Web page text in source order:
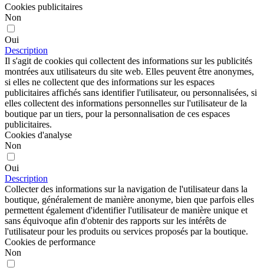
Cookies publicitaires
Non
Oui
Description
Il s'agit de cookies qui collectent des informations sur les publicités
montrées aux utilisateurs du site web. Elles peuvent être anonymes,
si elles ne collectent que des informations sur les espaces
publicitaires affichés sans identifier l'utilisateur, ou personnalisées, si
elles collectent des informations personnelles sur l'utilisateur de la
boutique par un tiers, pour la personnalisation de ces espaces
publicitaires.
Cookies d'analyse
Non
Oui
Description
Collecter des informations sur la navigation de l'utilisateur dans la
boutique, généralement de manière anonyme, bien que parfois elles
permettent également d'identifier l'utilisateur de manière unique et
sans équivoque afin d'obtenir des rapports sur les intérêts de
l'utilisateur pour les produits ou services proposés par la boutique.
Cookies de performance
Non